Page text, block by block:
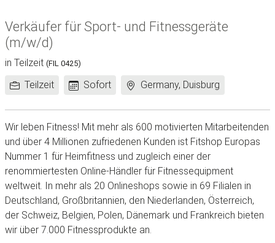
Verkäufer für Sport- und Fitnessgeräte
(m/w/d)
in Teilzeit (FIL 0425)
Arbeitszeit:
Teilzeit
Frühestes
Sofort Standort:
Germany, Duisburg
Wir leben Fitness! Mit mehr als 600 motivierten Mitarbeitenden
und über 4 Millionen zufriedenen Kunden ist Fitshop Europas
Nummer 1 für Heimfitness und zugleich einer der
renommiertesten Online-Händler für Fitnessequipment
weltweit. In mehr als 20 Onlineshops sowie in 69 Filialen in
Deutschland, Großbritannien, den Niederlanden, Österreich,
der Schweiz, Belgien, Polen, Dänemark und Frankreich bieten
wir über 7.000 Fitnessprodukte an.